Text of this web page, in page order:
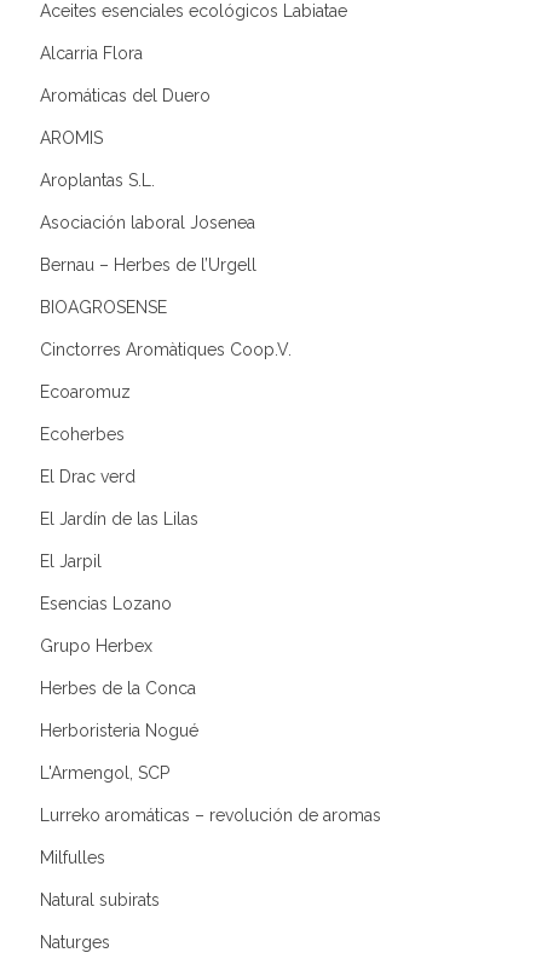
Aceites esenciales ecológicos Labiatae
Alcarria Flora
Aromáticas del Duero
AROMIS
Aroplantas S.L.
Asociación laboral Josenea
Bernau – Herbes de l’Urgell
BIOAGROSENSE
Cinctorres Aromàtiques Coop.V.
Ecoaromuz
Ecoherbes
El Drac verd
El Jardín de las Lilas
El Jarpil
Esencias Lozano
Grupo Herbex
Herbes de la Conca
Herboristeria Nogué
L'Armengol, SCP
Lurreko aromáticas – revolución de aromas
Milfulles
Natural subirats
Naturges